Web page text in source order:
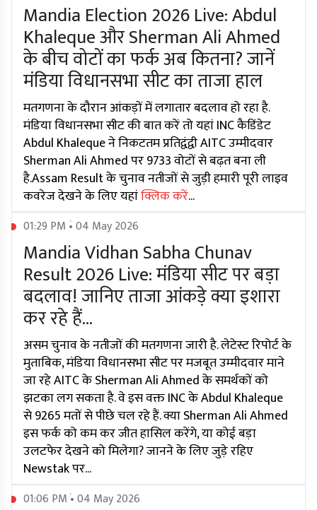
Mandia Election 2026 Live: Abdul
Khaleque और Sherman Ali Ahmed
के बीच वोटों का फर्क अब कितना? जानें
मंडिया विधानसभा सीट का ताजा हाल
मतगणना के दौरान आंकड़ों में लगातार बदलाव हो रहा है.
मंडिया विधानसभा सीट की बात करें तो यहां INC कैडिंडेट
Abdul Khaleque ने निकटतम प्रतिद्वंद्वी AITC उम्मीदवार
Sherman Ali Ahmed पर 9733 वोटों से बढ़त बना ली
है.Assam Result के चुनाव नतीजों से जुड़ी हमारी पूरी लाइव
कवरेज देखने के लिए यहांक्लिक करें...
01:29 PM • 04 May 2026
Mandia Vidhan Sabha Chunav
Result 2026 Live: मंडिया सीट पर बड़ा
बदलाव! जानिए ताजा आंकड़े क्या इशारा
कर रहे हैं...
असम चुनाव के नतीजों की मतगणना जारी है. लेटेस्ट रिपोर्ट के
मुताबिक, मंडिया विधानसभा सीट पर मजबूत उम्मीदवार माने
जा रहे AITC के Sherman Ali Ahmed के समर्थकों को
झटका लग सकता है. वे इस वक्त INC के Abdul Khaleque
से 9265 मतों से पीछे चल रहे हैं. क्या Sherman Ali Ahmed
इस फर्क को कम कर जीत हासिल करेंगे, या कोई बड़ा
उलटफेर देखने को मिलेगा? जानने के लिए जुड़े रहिए
Newstak पर...
01:06 PM • 04 May 2026